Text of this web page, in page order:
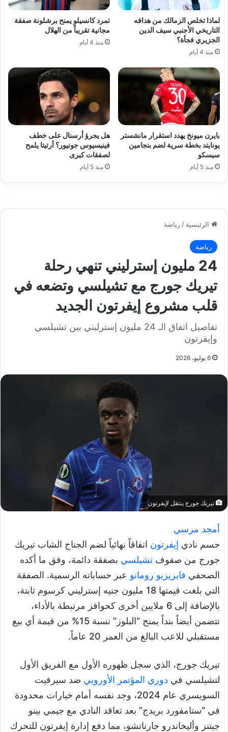
لماذا تخلص الزمالك من هدافه
التاريخي الأجنبي سيف الدين
الجزيري فجأة؟
منذ 4 أيام
تمرد كانسيلو يمنح برشلونة صفقة
مجانية تقريباً من الهلال
منذ 4 أيام
بايرن ميونخ يهدد استقرار مانشستر
يونايتد بخطة سرية لضم بنجامين
سيسكو
منذ 5 أيام
هل يجرؤ أرسنال على خطف
فينيسيوس جونيور؟ أرتيتا يلمح
لصفقات كبرى
منذ 5 أيام